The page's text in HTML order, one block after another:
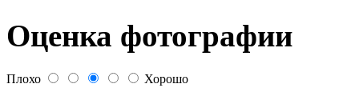
Оценка фотографии
Плохо Хорошо